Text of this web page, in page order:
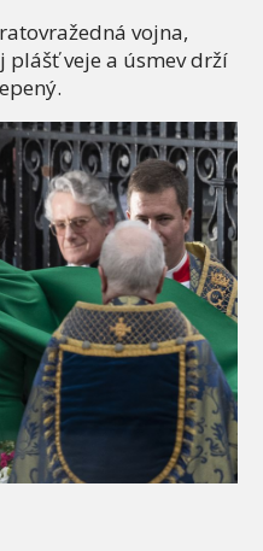
vojna,
veje a úsmev drží